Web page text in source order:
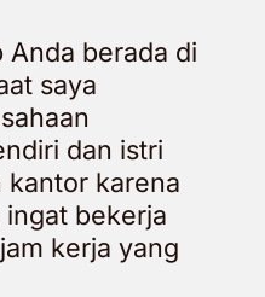
Anda berada di
saya
dan istri
kantor karena
bekerja
kerja yang